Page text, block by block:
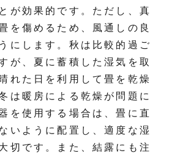
が効果的です。ただし、真
を傷めるため、風通しの良
にします。秋は比較的過ご
が、夏に蓄積した湿気を取
れた日を利用して畳を乾燥
は暖房による乾燥が問題に
を使用する場合は、畳に直
いように配置し、適度な湿
切です。また、結露にも注